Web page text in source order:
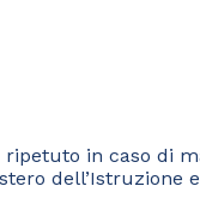
ripetuto in caso di
dell’Istruzione